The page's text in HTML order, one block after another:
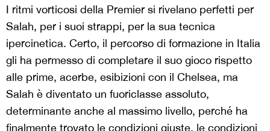
I ritmi vorticosi della Premier si rivelano perfetti per
Salah, per i suoi strappi, per la sua tecnica
ipercinetica. Certo, il percorso di formazione in Italia
gli ha permesso di completare il suo gioco rispetto
alle prime, acerbe, esibizioni con il Chelsea, ma
Salah è diventato un fuoriclasse assoluto,
determinante anche al massimo livello, perché ha
finalmente trovato le condizioni giuste, le condizioni